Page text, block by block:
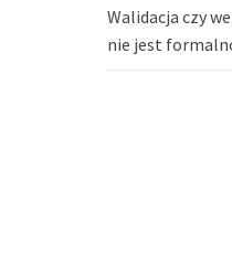
Walidacja czy
nie jest